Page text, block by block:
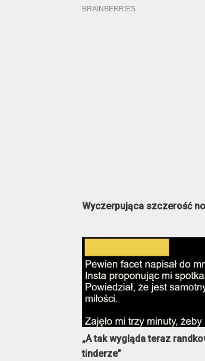
Wyczerpująca szczerość
„A tak wygląda teraz
tinderze”